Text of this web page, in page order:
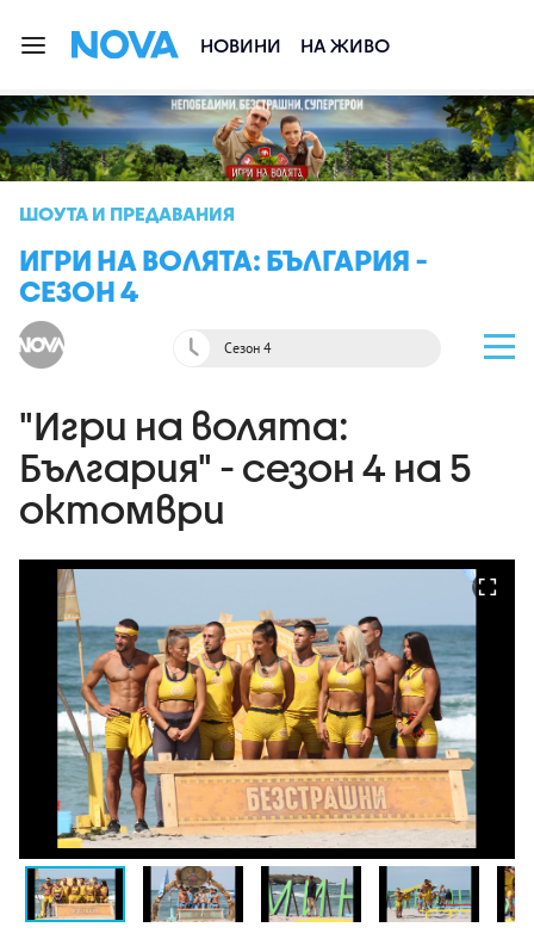
НОВИНИ НА ЖИВО
ШОУТА И ПРЕДАВАНИЯ
ИГРИ НА ВОЛЯТА: БЪЛГАРИЯ -
СЕЗОН 4
Сезон 4
"Игри на волята:
България" - сезон 4 на 5
октомври